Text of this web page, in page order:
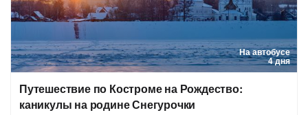
На автобусе
4 дня
Путешествие по Костроме на Рождество:
каникулы на родине Снегурочки